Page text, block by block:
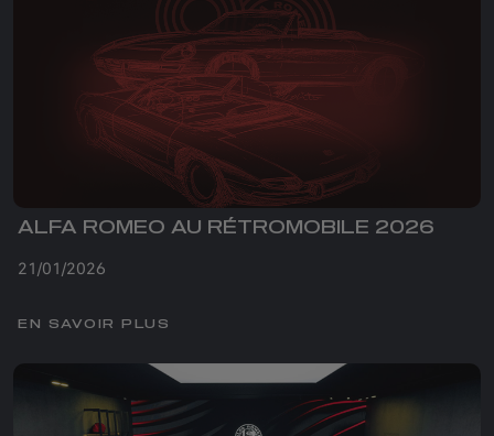
ALFA ROMEO AU RÉTROMOBILE 2026
21/01/2026
EN SAVOIR PLUS